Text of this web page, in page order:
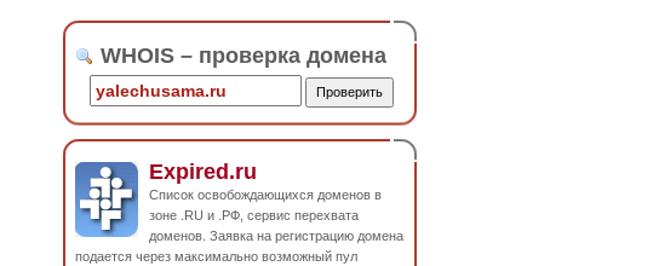
WHOIS – проверка домена
Expired.ru
Список освобождающихся доменов в
зоне .RU и .РФ, сервис перехвата
доменов. Заявка на регистрацию домена
подается через максимально возможный пул